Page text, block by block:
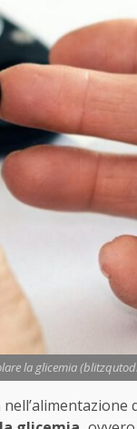
la glicemia